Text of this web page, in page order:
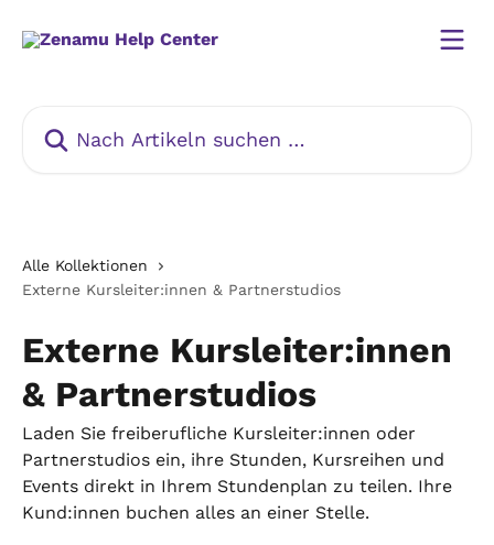
Alle Kollektionen
Externe Kursleiter:innen & Partnerstudios
Externe Kursleiter:innen
& Partnerstudios
Laden Sie freiberufliche Kursleiter:innen oder
Partnerstudios ein, ihre Stunden, Kursreihen und
Events direkt in Ihrem Stundenplan zu teilen. Ihre
Kund:innen buchen alles an einer Stelle.